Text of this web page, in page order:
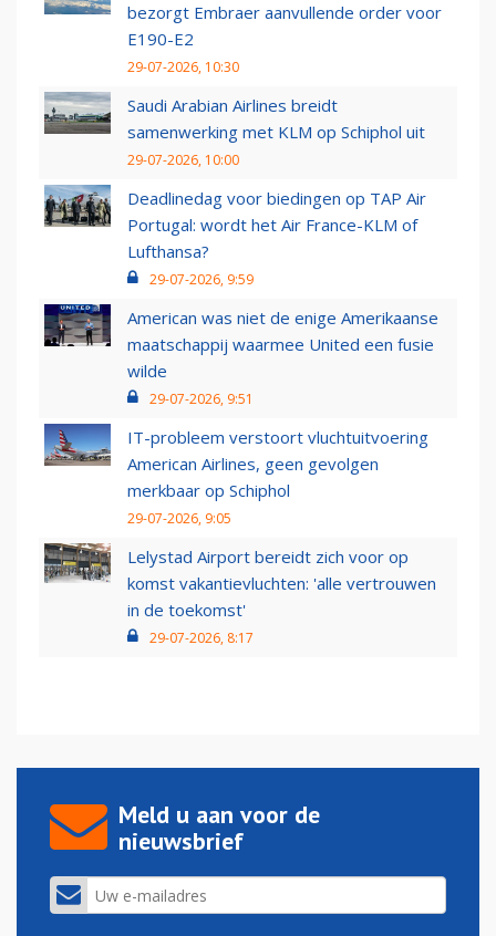
bezorgt Embraer aanvullende order voor
E190-E2
29-07-2026, 10:30
Saudi Arabian Airlines breidt
samenwerking met KLM op Schiphol uit
29-07-2026, 10:00
Deadlinedag voor biedingen op TAP Air
Portugal: wordt het Air France-KLM of
Lufthansa?
29-07-2026, 9:59
American was niet de enige Amerikaanse
maatschappij waarmee United een fusie
wilde
29-07-2026, 9:51
IT-probleem verstoort vluchtuitvoering
American Airlines, geen gevolgen
merkbaar op Schiphol
29-07-2026, 9:05
Lelystad Airport bereidt zich voor op
komst vakantievluchten: 'alle vertrouwen
in de toekomst'
29-07-2026, 8:17
Meld u aan voor de
nieuwsbrief